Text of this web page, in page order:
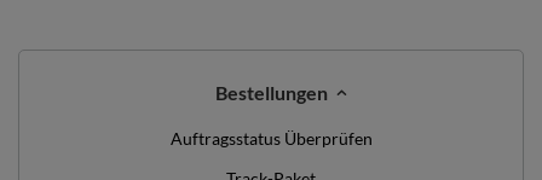
Bestellungen
Auftragsstatus Überprüfen